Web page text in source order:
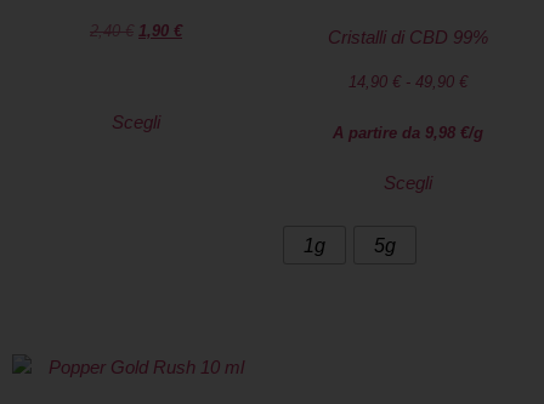
2,40€ 1,90 €
Scegli
Cristalli di CBD 99%
14,90 € - 49,90 €
A partire da 9,98 €/g
Scegli
1g 5g